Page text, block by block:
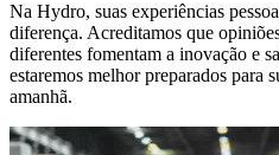
Na Hydro, suas experiências
diferença. Acreditamos que
diferentes fomentam a inovação e
estaremos melhor preparados para
amanhã.